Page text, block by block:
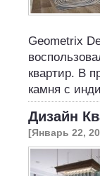
Geometrix
квартир. В
камня с
Дизайн
[Январь 22,